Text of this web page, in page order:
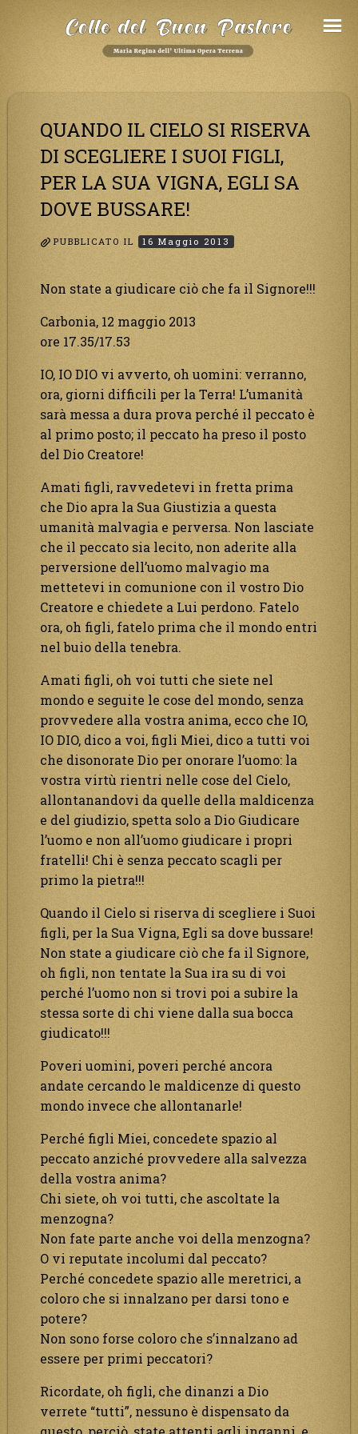
QUANDO IL CIELO SI RISERVA
DI SCEGLIERE I SUOI FIGLI,
PER LA SUA VIGNA, EGLI SA
DOVE BUSSARE!
PUBBLICATO IL 16 Maggio 2013
Non state a giudicare ciò che fa il Signore!!!
Carbonia, 12 maggio 2013
ore 17.35/17.53
IO, IO DIO vi avverto, oh uomini: verranno,
ora, giorni difficili per la Terra! L’umanità
sarà messa a dura prova perché il peccato è
al primo posto; il peccato ha preso il posto
del Dio Creatore!
Amati figli, ravvedetevi in fretta prima
che Dio apra la Sua Giustizia a questa
umanità malvagia e perversa. Non lasciate
che il peccato sia lecito, non aderite alla
perversione dell’uomo malvagio ma
mettetevi in comunione con il vostro Dio
Creatore e chiedete a Lui perdono. Fatelo
ora, oh figli, fatelo prima che il mondo entri
nel buio della tenebra.
Amati figli, oh voi tutti che siete nel
mondo e seguite le cose del mondo, senza
provvedere alla vostra anima, ecco che IO,
IO DIO, dico a voi, figli Miei, dico a tutti voi
che disonorate Dio per onorare l’uomo: la
vostra virtù rientri nelle cose del Cielo,
allontanandovi da quelle della maldicenza
e del giudizio, spetta solo a Dio Giudicare
l’uomo e non all’uomo giudicare i propri
fratelli! Chi è senza peccato scagli per
primo la pietra!!!
Quando il Cielo si riserva di scegliere i Suoi
figli, per la Sua Vigna, Egli sa dove bussare!
Non state a giudicare ciò che fa il Signore,
oh figli, non tentate la Sua ira su di voi
perché l’uomo non si trovi poi a subire la
stessa sorte di chi viene dalla sua bocca
giudicato!!!
Poveri uomini, poveri perché ancora
andate cercando le maldicenze di questo
mondo invece che allontanarle!
Perché figli Miei, concedete spazio al
peccato anziché provvedere alla salvezza
della vostra anima?
Chi siete, oh voi tutti, che ascoltate la
menzogna?
Non fate parte anche voi della menzogna?
O vi reputate incolumi dal peccato?
Perché concedete spazio alle meretrici, a
coloro che si innalzano per darsi tono e
potere?
Non sono forse coloro che s’innalzano ad
essere per primi peccatori?
Ricordate, oh figli, che dinanzi a Dio
verrete “tutti”, nessuno è dispensato da